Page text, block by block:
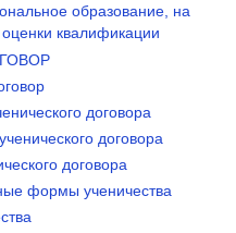
образование, на
квалификации
договора
договора
договора
формы ученичества